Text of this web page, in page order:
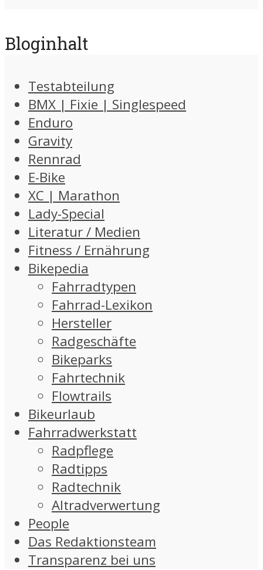
Bloginhalt
Testabteilung
BMX | Fixie | Singlespeed
Enduro
Gravity
Rennrad
E-Bike
XC | Marathon
Lady-Special
Literatur / Medien
Fitness / Ernährung
Bikepedia
Fahrradtypen
Fahrrad-Lexikon
Hersteller
Radgeschäfte
Bikeparks
Fahrtechnik
Flowtrails
Bikeurlaub
Fahrradwerkstatt
Radpflege
Radtipps
Radtechnik
Altradverwertung
People
Das Redaktionsteam
Transparenz bei uns